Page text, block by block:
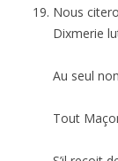
Nous
Dixmerie
Au seul
Tout